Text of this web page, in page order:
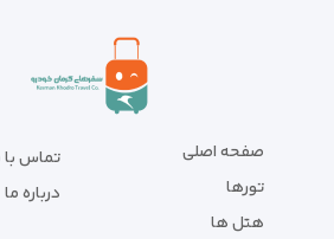
صفحه اصلی
تورها
هتل ها
تماس با
درباره ما